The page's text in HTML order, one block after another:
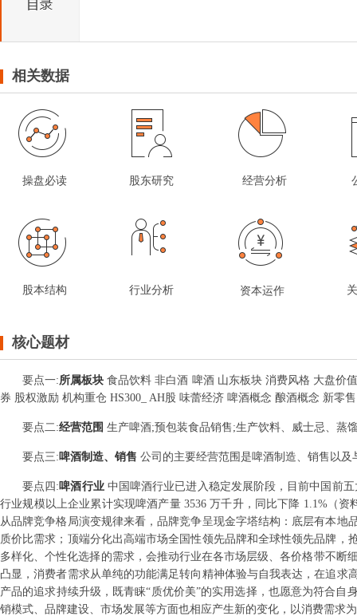
相关数据
操盘必读 股东研究 经营分析
股本结构 行业分析 资本运作
核心题材
要点一:所属板块食品饮料 非白酒 啤酒 山东板块 消费风格 大盘价
券 股权激励 机构重仓 HS300_ AH股 味蕾经济 啤酒概念 酿酒概念 新零
要点二:经营范围 生产啤酒;预包装食品销售;生产饮料、威士忌、蒸
要点三:啤酒制造、销售 公司的主要经营范围是啤酒制造、销售以及
要点 四 :啤酒行业 中国啤酒行业已进入稳定发展阶段，目前中国前
行业规模以上企业累计实现啤酒产量 3536 万千升，同比下降 1.1%（
从品牌竞争格局演变规律来看，品牌竞争呈现金字塔结构：底层有本
质价比需求；顶端分化出高端市场全国性领先品牌和全球性领先品牌
多样化、个性化选择的需求，会推动行业在各市场层级、各价格带不断
凸显，消费者需求从单纯的功能满足转向精神体验与自我表达，在追
产品的追求持续升级，既青睐“质优价美”的实用选择，也愿意为符合
销模式、品牌建设、市场发展等方面也相应产生新的变化，以消费需求